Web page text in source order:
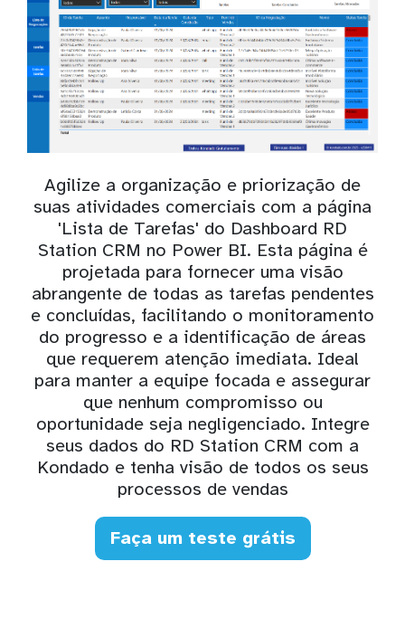
Agilize a organização e priorização de
suas atividades comerciais com a página
'Lista de Tarefas' do Dashboard RD
Station CRM no Power BI. Esta página é
projetada para fornecer uma visão
abrangente de todas as tarefas pendentes
e concluídas, facilitando o monitoramento
do progresso e a identificação de áreas
que requerem atenção imediata. Ideal
para manter a equipe focada e assegurar
que nenhum compromisso ou
oportunidade seja negligenciado. Integre
seus dados do RD Station CRM com a
Kondado e tenha visão de todos os seus
processos de vendas
Faça um teste grátis